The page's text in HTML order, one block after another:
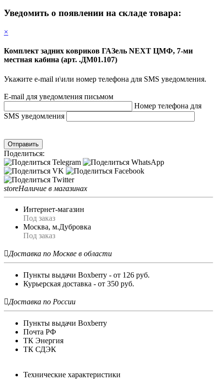
Уведомить о появлении на складе товара:
×
Комплект задних ковриков ГАЗель NEXT ЦМФ, 7-ми
местная кабина (арт. .ДМ01.107)
Укажите e-mail и\или номер телефона для SMS уведомления.
E-mail для уведомления письмом
Номер телефона для
SMS уведомления
Отправить
Поделиться:
storeНаличие в магазинах
Интернет-магазин
Под заказ
Москва, м.Дубровка
Под заказ
Доставка по Москве в области
Пункты выдачи Boxberry - от 126 руб.
Курьерская доставка - от 350 руб.
Доставка по России
Пункты выдачи Boxberry
Почта РФ
ТК Энергия
ТК СДЭК
Технические характеристики